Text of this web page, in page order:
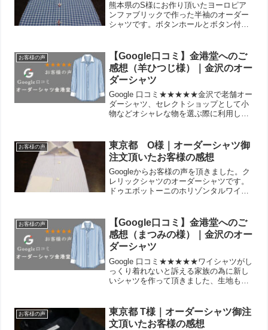
熊本県のS様にお作り頂いたヨーロピア
ンファブリックで作った半袖のオーダー
シャツです。ボタンホールとボタン付け
お客様の声
【Google口コミ】金港堂へのご
感想（羊ひつじ様）｜金沢のオー
ダーシャツ
Google 口コミ★★★★★金沢で老舗オー
ダーシャツ、セレクトショップとして小
物などオシャレな物を選ぶ際に利用して
YouTubeでも情報発信されています。投
稿者：...
お客様の声
東京都 O様｜オーダーシャツ御
注文頂いたお客様の感想
Googleからお客様の声を頂きました。ク
レリックシャツのオーダーシャツです。
ドゥエボットーニのホリゾンタルワイド
お客様の声
【Google口コミ】金港堂へのご
感想（まつみの様）｜金沢のオー
ダーシャツ
Google 口コミ★★★★★ワイシャツがし
っくり着れないと訴える家族の為に新し
いシャツを作って頂きました、生地も着
いすれば良かったと思い、また近々お願
いする予定です。...
お客様の声
東京都 T様｜オーダーシャツ御注
文頂いたお客様の感想